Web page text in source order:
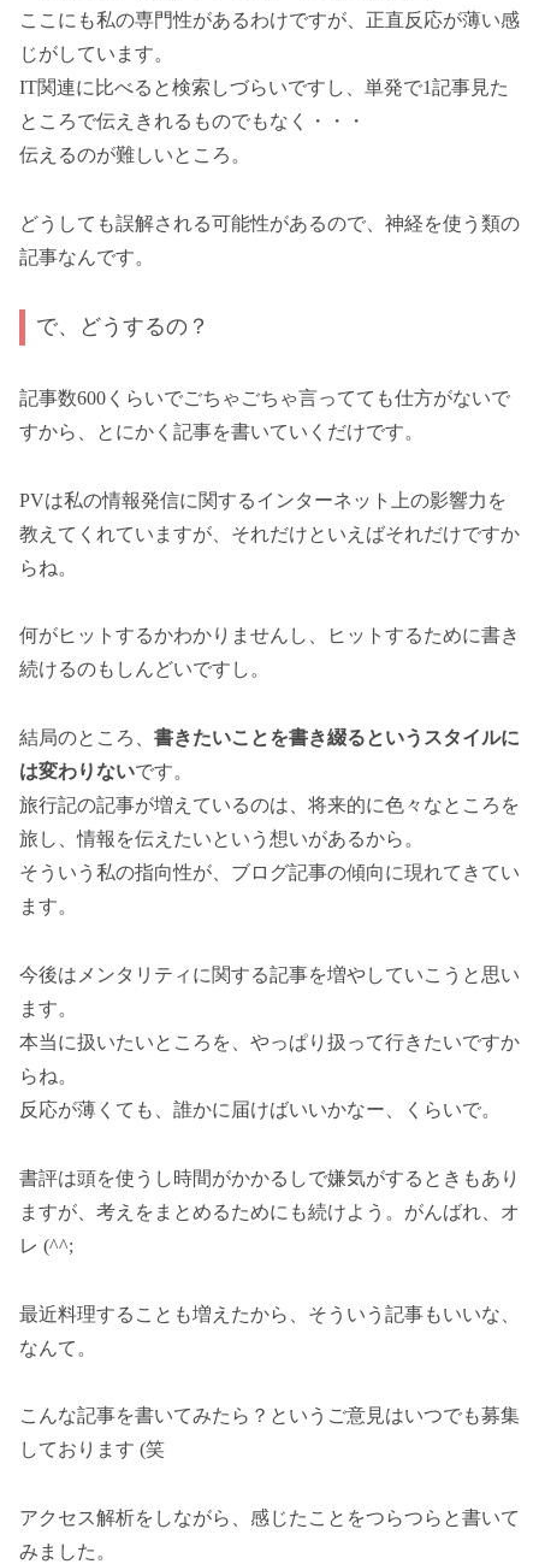
ここにも私の専門性があるわけですが、正直反応が薄い感
じがしています。
IT関連に比べると検索しづらいですし、単発で1記事見た
ところで伝えきれるものでもなく・・・
伝えるのが難しいところ。
どうしても誤解される可能性があるので、神経を使う類の
記事なんです。
で、どうするの？
記事数600くらいでごちゃごちゃ言ってても仕方がないで
すから、とにかく記事を書いていくだけです。
PVは私の情報発信に関するインターネット上の影響力を
教えてくれていますが、それだけといえばそれだけですか
らね。
何がヒットするかわかりませんし、ヒットするために書き
続けるのもしんどいですし。
結局のところ、 書きたいことを書き綴るというスタイルに
は変わりないです。
旅行記の記事が増えているのは、将来的に色々なところを
旅し、情報を伝えたいという想いがあるから。
そういう私の指向性が、ブログ記事の傾向に現れてきてい
ます。
今後はメンタリティに関する記事を増やしていこうと思い
ます。
本当に扱いたいところを、やっぱり扱って行きたいですか
らね。
反応が薄くても、誰かに届けばいいかなー、くらいで。
書評は頭を使うし時間がかかるしで嫌気がするときもあり
ますが、考えをまとめるためにも続けよう。がんばれ、オ
レ (^^;
最近料理することも増えたから、そういう記事もいいな、
なんて。
こんな記事を書いてみたら？というご意見はいつでも募集
しております (笑
アクセス解析をしながら、感じたことをつらつらと書いて
みました。